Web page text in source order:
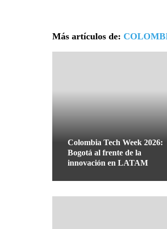
Más artículos de:
Colombia Tech Week 2026:
Bogotá al frente de la
innovación en LATAM